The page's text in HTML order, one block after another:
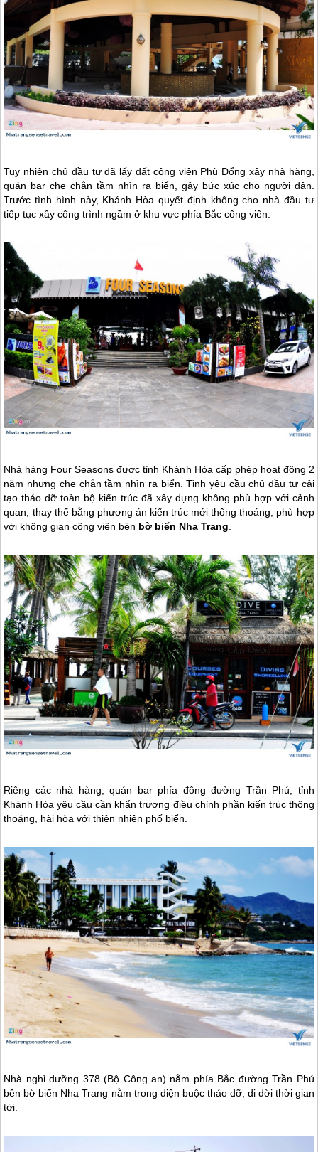
Tuy nhiên chủ đầu tư đã lấy đất công viên Phù Đổng xây nhà hàng,
quán bar che chắn tầm nhìn ra biển, gây bức xúc cho người dân.
Trước tình hình này, Khánh Hòa quyết định không cho nhà đầu tư
tiếp tục xây công trình ngầm ở khu vực phía Bắc công viên.
Nhà hàng Four Seasons được tỉnh Khánh Hòa cấp phép hoạt động 2
năm nhưng che chắn tầm nhìn ra biển. Tỉnh yêu cầu chủ đầu tư cải
tạo tháo dỡ toàn bộ kiến trúc đã xây dựng không phù hợp với cảnh
quan, thay thế bằng phương án kiến trúc mới thông thoáng, phù hợp
với không gian công viên bên bờ biển Nha Trang
Riêng các nhà hàng, quán bar phía đông đường Trần Phú, tỉnh
Khánh Hòa yêu cầu cần khẩn trương điều chỉnh phần kiến trúc thông
thoáng, hài hòa với thiên nhiên phố biển.
Nhà nghỉ dưỡng 378 (Bộ Công an) nằm phía Bắc đường Trần Phú
bên bờ biển Nha Trang nằm trong diện buộc tháo dỡ, di dời thời gian
tới.